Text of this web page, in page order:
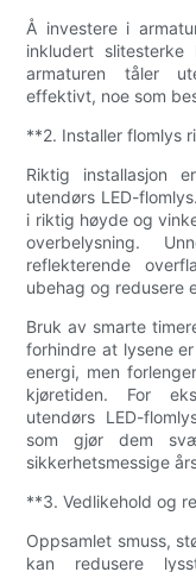
Å investere i
inkludert
armaturen tåler
effektivt, noe som
**2. Installer flomlys
Riktig installasjon
utendørs LED-
i riktig høyde og
overbelysning.
reflekterende
ubehag og redusere
Bruk av smarte
forhindre at lysene
energi, men
kjøretiden. For
utendørs LED-
som gjør dem
sikkerhetsmessige
**3. Vedlikehold og
Oppsamlet smuss,
kan redusere